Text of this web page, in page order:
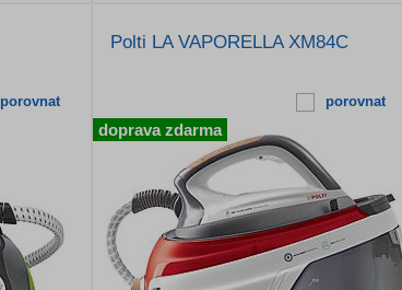
porovnat
Polti LA VAPORELLA XM84C
porovnat
doprava zdarma